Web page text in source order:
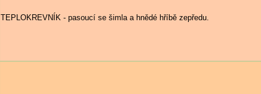
TEPLOKREVNÍK - pasoucí se šimla a hnědé hříbě zepředu.